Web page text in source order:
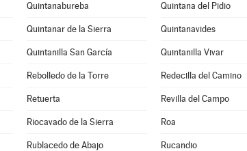
Quintanabureba Quintana del Pidio
Quintanar de la Sierra Quintanavides
Quintanilla San García Quintanilla Vivar
Rebolledo de la Torre Redecilla del Camino
Retuerta Revilla del Campo
Riocavado de la Sierra Roa
Rublacedo de Abajo Rucandio